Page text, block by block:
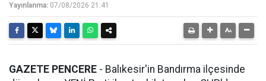
Yayınlanma: 07/08/2026 21:41
GAZETE PENCERE - Balıkesir'in Bandırma ilçesinde